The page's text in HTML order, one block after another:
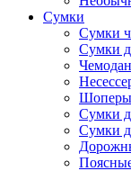
Сумки
Сумки
Сумки
Шоперы
Сумки
Сумки